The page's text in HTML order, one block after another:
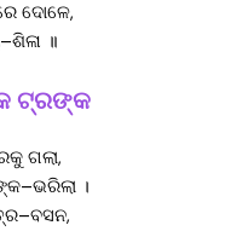
ଦୋଳେ,
॥
ଟ୍ରଙ୍କ
ଗଲା,
।